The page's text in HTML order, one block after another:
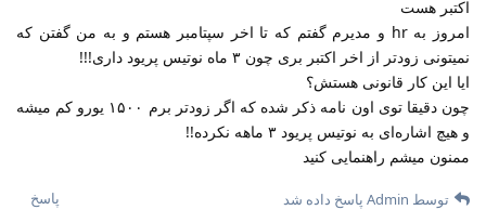
اکتبر هست
امروز به hr و مدیرم گفتم که تا اخر سپتامبر هستم و به من گفتن که
نمیتونی زودتر از اخر اکتبر بری چون ۳ ماه نوتیس پریود داری!!!
ایا این کار قانونی هستش؟
چون دقیقا توی اون نامه ذکر شده که اگر زودتر برم ۱۵۰۰ یورو کم میشه
و هیچ اشاره‌ای به نوتیس پریود ۳ ماهه نکرده!!
ممنون میشم راهنمایی کنید
پاسخ توسط Admin پاسخ داده شد